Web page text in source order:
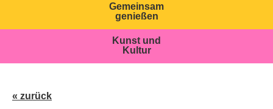
Gemeinsam
genießen
Kunst und
Kultur
« zurück